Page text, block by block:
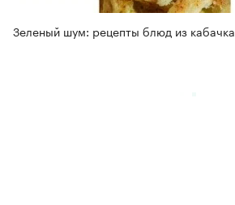
Зеленый шум: рецепты блюд из кабачка